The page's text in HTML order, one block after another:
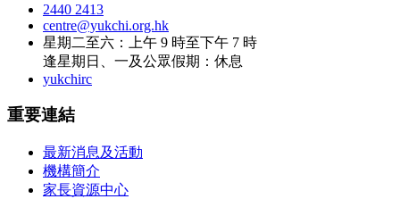
2440 2413
centre@yukchi.org.hk
星期二至六：上午 9 時至下午 7 時
逢星期日、一及公眾假期：休息
yukchirc
重要連結
最新消息及活動
機構簡介
家長資源中心